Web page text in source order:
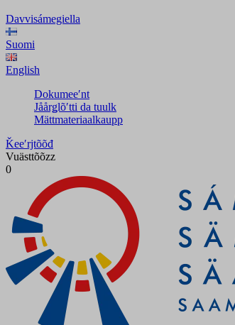
Davvisámegiella
Suomi
English
Dokumeeʹnt
Jåårǥlõʹtti da tuulk
Mättmateriaalkaupp
Ǩeeʹrjtõõđ
Vuästtõõzz
0